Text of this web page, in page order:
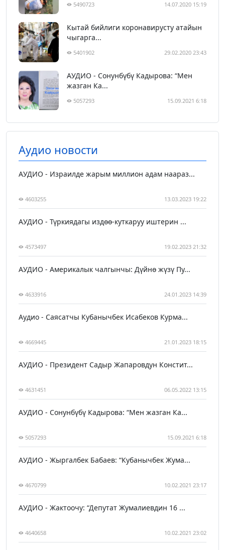
5490723 14.07.2020 15:19
Кытай бийлиги коронавирусту атайын
чыгарга...
5401902 29.02.2020 23:43
АУДИО - Сонунбүбү Кадырова: “Мен
жазган Ка...
5057293 15.09.2021 6:18
Аудио новости
АУДИО - Израилде жарым миллион адам наараз...
4603255 13.03.2023 19:22
АУДИО - Түркиядагы издөө-куткаруу иштерин ...
4573497 19.02.2023 21:32
АУДИО - Америкалык чалгынчы: Дүйнө жүзү Пу...
4633916 24.01.2023 14:39
Аудио - Саясатчы Кубанычбек Исабеков Курма...
4669445 21.01.2023 18:15
АУДИО - Президент Садыр Жапаровдун Констит...
4631451 06.05.2022 13:15
АУДИО - Сонунбүбү Кадырова: “Мен жазган Ка...
5057293 15.09.2021 6:18
АУДИО - Жыргалбек Бабаев: “Кубанычбек Жума...
4670799 10.02.2021 23:17
АУДИО - Жактоочу: “Депутат Жумалиевдин 16 ...
4640658 10.02.2021 23:02